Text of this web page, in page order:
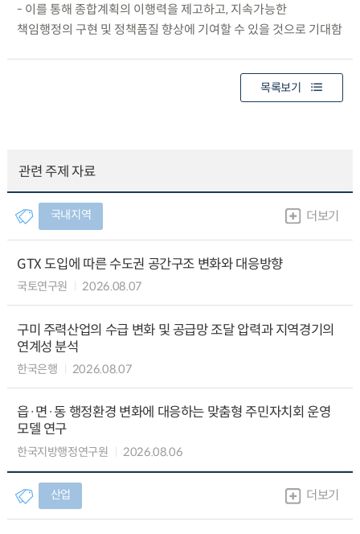
- 이를 통해 종합계획의 이행력을 제고하고, 지속가능한
책임행정의 구현 및 정책품질 향상에 기여할 수 있을 것으로 기대함
목록보기
관련 주제 자료
국내지역 더보기
GTX 도입에 따른 수도권 공간구조 변화와 대응방향
국토연구원 2026.08.07
구미 주력산업의 수급 변화 및 공급망 조달 압력과 지역경기의
연계성 분석
한국은행 2026.08.07
읍·면·동 행정환경 변화에 대응하는 맞춤형 주민자치회 운영
모델 연구
한국지방행정연구원 2026.08.06
산업 더보기